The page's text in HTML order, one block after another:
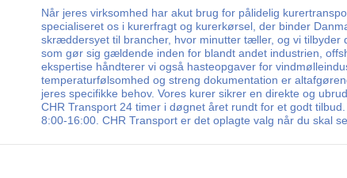
Når jeres virksomhed har akut brug for pålidelig
specialiseret os i kurerfragt og kurerkørsel, der binder
skræddersyet til brancher, hvor minutter tæller, og vi
som gør sig gældende inden for blandt andet industrien,
ekspertise håndterer vi også hasteopgaver for
temperaturfølsomhed og streng dokumentation er
jeres specifikke behov. Vores kurer sikrer en direkte og
CHR Transport 24 timer i døgnet året rundt for et godt
8:00-16:00. CHR Transport er det oplagte valg når du skal